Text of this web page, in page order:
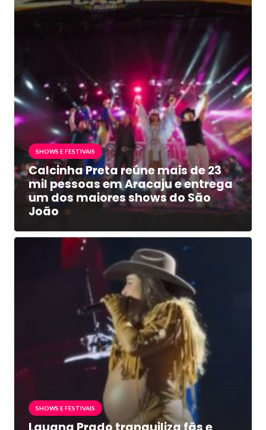
SHOWS E FESTIVAIS
Calcinha Preta reúne mais de 23
mil pessoas em Aracaju e entrega
um dos maiores shows do São
João
SHOWS E FESTIVAIS